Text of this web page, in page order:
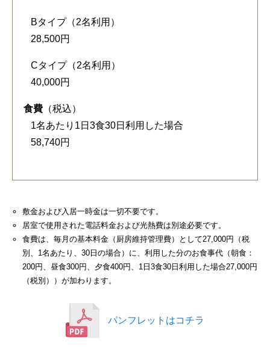
Bタイプ（2名利用）
28,500円
Cタイプ（2名利用）
40,000円
食費 （税込）
1名あたり1日3食30日利用した場合
58,740円
敷金および入居一時金は一切不要です。
居室で使用された電話料金および光熱費は別途必要です。
食費は、毎月の基本料金（厨房維持管理費）として27,000円（税
別、1名あたり、30日の場合）に、利用した分のお食事代（朝食：
200円、昼食300円、夕食400円、1日3食30日利用した場合27,000円
（税別））が加わります。
パンフレットはコチラ